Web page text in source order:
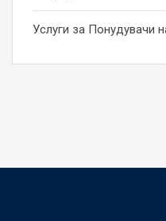
Услуги за Понудувачи